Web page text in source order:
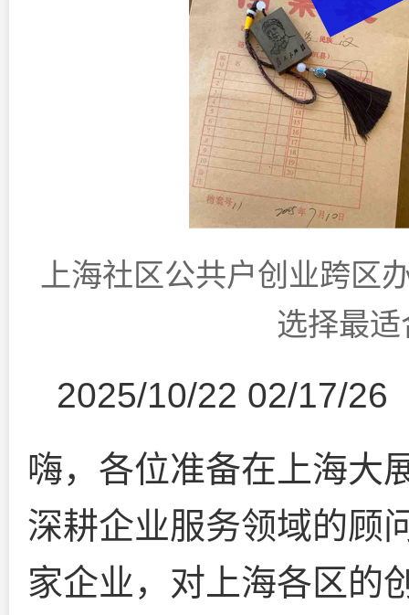
上海社区公共户创业跨区
选择最
2025/10/22 02/17/26
嗨，各位准备在上海大
深耕企业服务领域的顾
家企业，对上海各区的